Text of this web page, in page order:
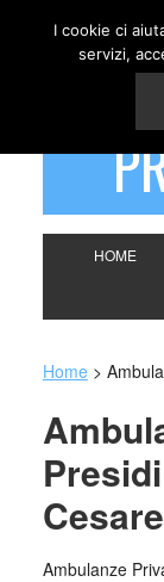
HOME
Home >
Ambulanze
I cookie ci
servizi,